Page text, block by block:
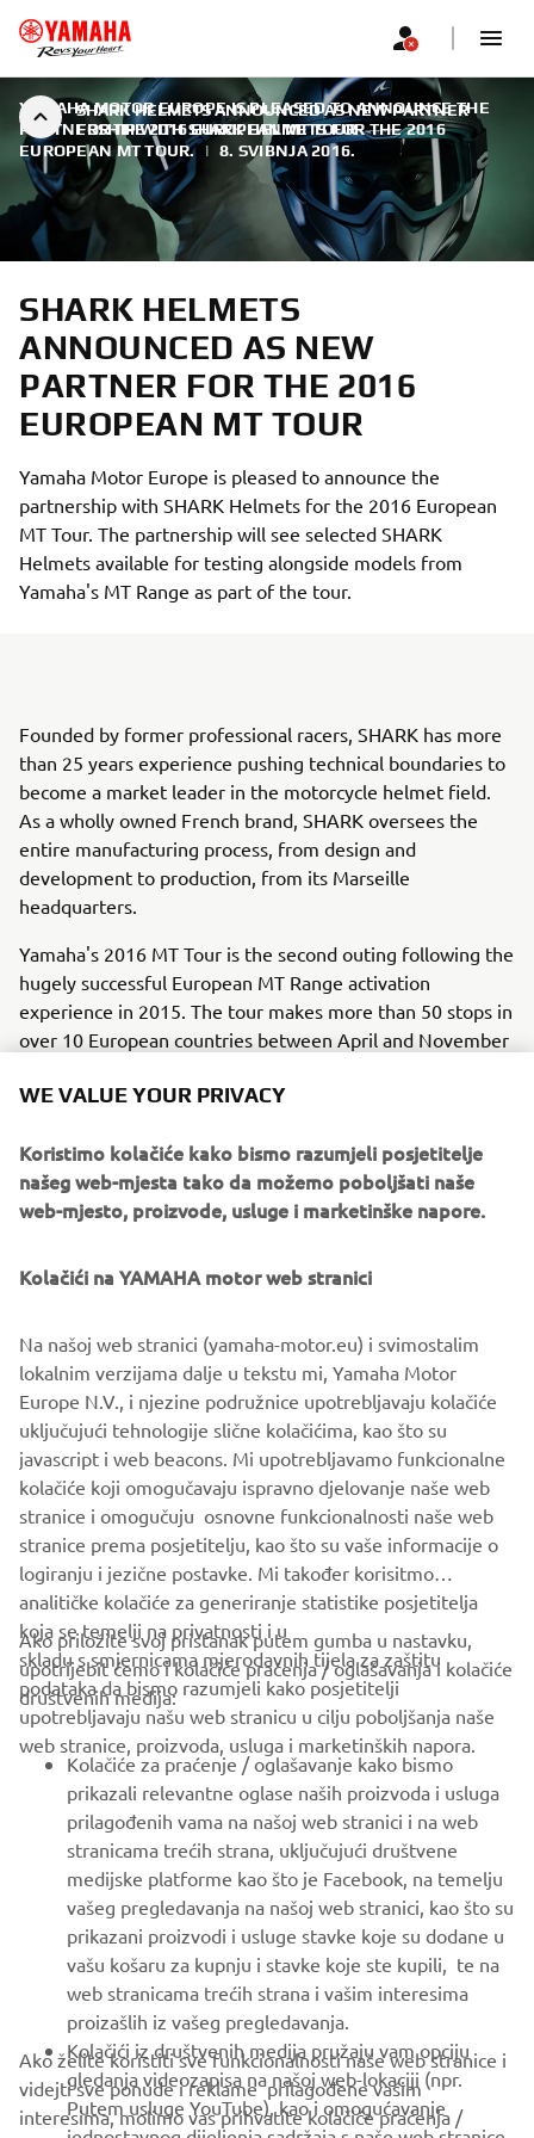
SHARK HELMETS ANNOUNCED AS NEW PARTNER
FOR THE 2016 EUROPEAN MT TOUR
YAMAHA MOTOR EUROPE IS PLEASED TO ANNOUNCE THE
PARTNERSHIP WITH SHARK HELMETS FOR THE 2016
EUROPEAN MT TOUR. | 8. SVIBNJA 2016.
SHARK HELMETS
ANNOUNCED AS NEW
PARTNER FOR THE 2016
EUROPEAN MT TOUR
Yamaha Motor Europe is pleased to announce the
partnership with SHARK Helmets for the 2016 European
MT Tour. The partnership will see selected SHARK
Helmets available for testing alongside models from
Yamaha's MT Range as part of the tour.
Founded by former professional racers, SHARK has more
than 25 years experience pushing technical boundaries to
become a market leader in the motorcycle helmet field.
As a wholly owned French brand, SHARK oversees the
entire manufacturing process, from design and
development to production, from its Marseille
headquarters.
Yamaha's 2016 MT Tour is the second outing following the
hugely successful European MT Range activation
experience in 2015. The tour makes more than 50 stops in
over 10 European countries between April and November
Range arrived two years ago, the demand to get up close
never been greater. As a result the 2016 tour not only
offers the opportunity to test the full product range
(including new offerings MT-03 and MT-10) but also a
Japan Night event at selected stops of the tour.
each stop of the 2016 MT Tour, these include the SHARK
Raw (to partner the MT-09), the Vancore (to partner the
MT-125) and the latest model, the Skwal, featuring built in
LED lights for the full MT effect.
For more info on the 2016 MT Tour check
www.yamaha-
darkside.com
CORPORATE
FOR BUSINESS
MORE YAMAHA
SUPPORT
BILTEN
Budite prvi koji će saznati o najnovijim ponudama, posebnim
događajima, novim izdanjima i još mnogo toga
WE VALUE YOUR PRIVACY
Koristimo kolačiće kako bismo razumjeli posjetitelje
našeg web-mjesta tako da možemo poboljšati naše
web-mjesto, proizvode, usluge i marketinške napore.
Kolačići na YAMAHA motor web stranici
Na našoj web stranici (yamaha-motor.eu) i svimostalim
lokalnim verzijama dalje u tekstu mi, Yamaha Motor
Europe N.V., i njezine podružnice upotrebljavaju kolačiće
uključujući tehnologije slične kolačićima, kao što su
javascript i web beacons. Mi upotrebljavamo funkcionalne
kolačiće koji omogučavaju ispravno djelovanje naše web
stranice i omogučuju osnovne funkcionalnosti naše web
stranice prema posjetitelju, kao što su vaše informacije o
logiranju i jezične postavke. Mi također korisitmo
analitičke kolačiće za generiranje statistike posjetitelja
koja se temelji na privatnosti i u
skladu s smjernicama mjerodavnih tijela za zaštitu
podataka da bismo razumjeli kako posjetitelji
upotrebljavaju našu web stranicu u cilju poboljšanja naše
web stranice, proizvoda, usluga i marketinških napora.
Ako priložite svoj pristanak putem gumba u nastavku,
upotrijebit ćemo i kolačiće praćenja / oglašavanja i kolačiće
društvenih medija:
Kolačiće za praćenje / oglašavanje kako bismo
prikazali relevantne oglase naših proizvoda i usluga
prilagođenih vama na našoj web stranici i na web
stranicama trećih strana, uključujući društvene
medijske platforme kao što je Facebook, na temelju
vašeg pregledavanja na našoj web stranici, kao što su
prikazani proizvodi i usluge stavke koje su dodane u
vašu košaru za kupnju i stavke koje ste kupili, te na
web stranicama trećih strana i vašim interesima
proizašlih iz vašeg pregledavanja.
Kolačići iz društvenih medija pružaju vam opciju
gledanja videozapisa na našoj web-lokaciji (npr.
Putem usluge YouTube), kao i omogućavanje
Ako želite koristiti sve funkcionalnosti naše web stranice i
videjti sve ponude i reklame prilagođene vašim
interesima, molimo vas prihvatite kolačiće praćenja /